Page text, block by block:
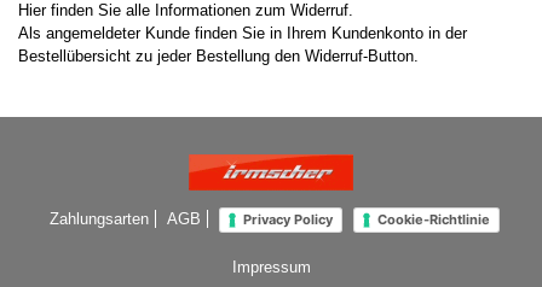
Hier finden Sie alle Informationen zum Widerruf.
Als angemeldeter Kunde finden Sie in Ihrem Kundenkonto in der
Bestellübersicht zu jeder Bestellung den Widerruf-Button.
Zahlungsarten AGB Privacy Policy Cookie-Richtlinie
Impressum